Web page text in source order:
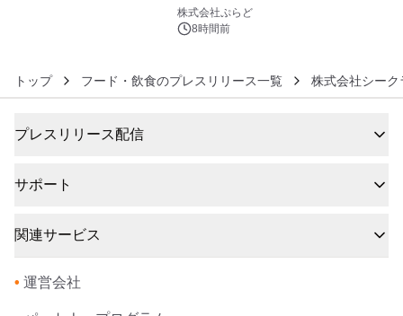
株式会社ぷらど
8時間前
トップ フード・飲食のプレスリリース一覧 株式会社シーク
プレスリリース配信
サポート
関連サービス
• 運営会社